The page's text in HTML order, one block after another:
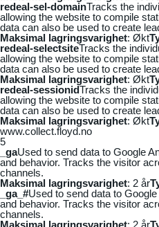
redeal-sel-domainTracks the
allowing the website to compile
data can also be used to create
Maksimal lagringsvarighet: Økt
redeal-selectsiteTracks the
allowing the website to compile
data can also be used to create
Maksimal lagringsvarighet: Økt
redeal-sessionidTracks the
allowing the website to compile
data can also be used to create
Maksimal lagringsvarighet: Økt
www.collect.floyd.no
5
_gaUsed to send data to Google
and behavior. Tracks the visitor
channels.
Maksimal lagringsvarighet: 2 år
_ga_#Used to send data to
and behavior. Tracks the visitor
channels.
Maksimal lagringsvarighet: 2 år